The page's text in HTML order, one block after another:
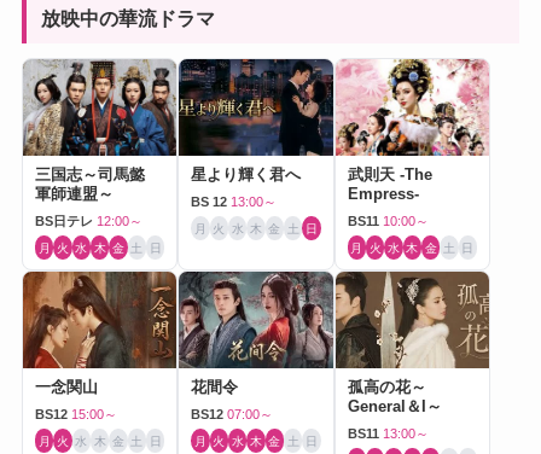
放映中の華流ドラマ
三国志～司馬懿
軍師連盟～
BS日テレ 12:00～
月 火 水 木 金 土 日
星より輝く君へ
BS 12 13:00～
月 火 水 木 金 土 日
武則天 -The
Empress-
BS11 10:00～
月 火 水 木 金 土 日
一念関山
BS12 15:00～
月 火 水 木 金 土 日
花間令
BS12 07:00～
月 火 水 木 金 土 日
孤高の花～
General＆I～
BS11 13:00～